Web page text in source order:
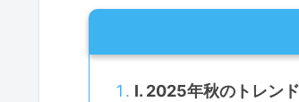
I. 2025年秋のトレン